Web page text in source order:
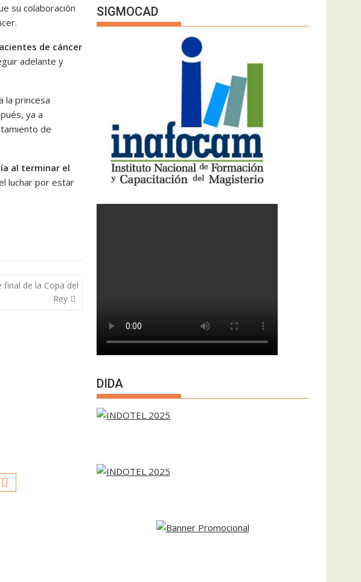
su colaboración
de cáncer
adelante y
la princesa
ya a
de
al terminar el
luchar por estar
de la Copa del
Rey
SIGMOCAD
DIDA